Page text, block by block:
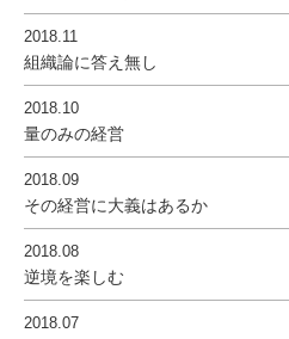
2018.11
組織論に答え無し
2018.10
量のみの経営
2018.09
その経営に大義はあるか
2018.08
逆境を楽しむ
2018.07